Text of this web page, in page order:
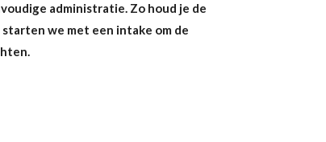
administratie. Zo houd je de
we met een intake om de